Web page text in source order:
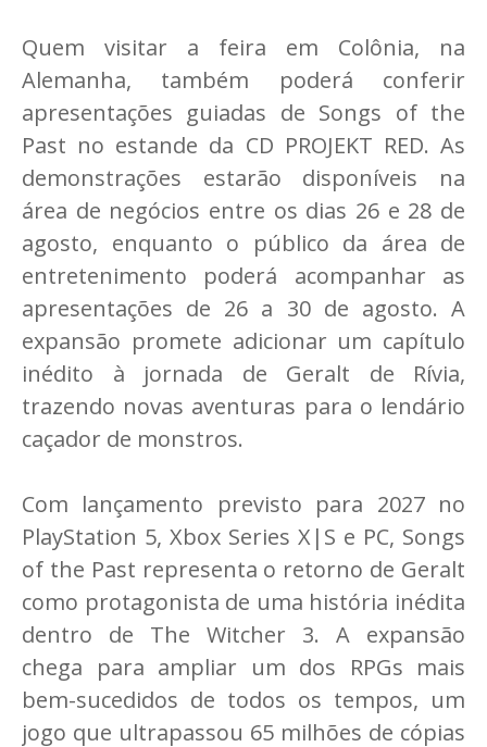
Quem visitar a feira em Colônia, na
Alemanha, também poderá conferir
apresentações guiadas de Songs of the
Past no estande da CD PROJEKT RED. As
demonstrações estarão disponíveis na
área de negócios entre os dias 26 e 28 de
agosto, enquanto o público da área de
entretenimento poderá acompanhar as
apresentações de 26 a 30 de agosto. A
expansão promete adicionar um capítulo
inédito à jornada de Geralt de Rívia,
trazendo novas aventuras para o lendário
caçador de monstros.
Com lançamento previsto para 2027 no
PlayStation 5, Xbox Series X|S e PC, Songs
of the Past representa o retorno de Geralt
como protagonista de uma história inédita
dentro de The Witcher 3. A expansão
chega para ampliar um dos RPGs mais
bem-sucedidos de todos os tempos, um
jogo que ultrapassou 65 milhões de cópias